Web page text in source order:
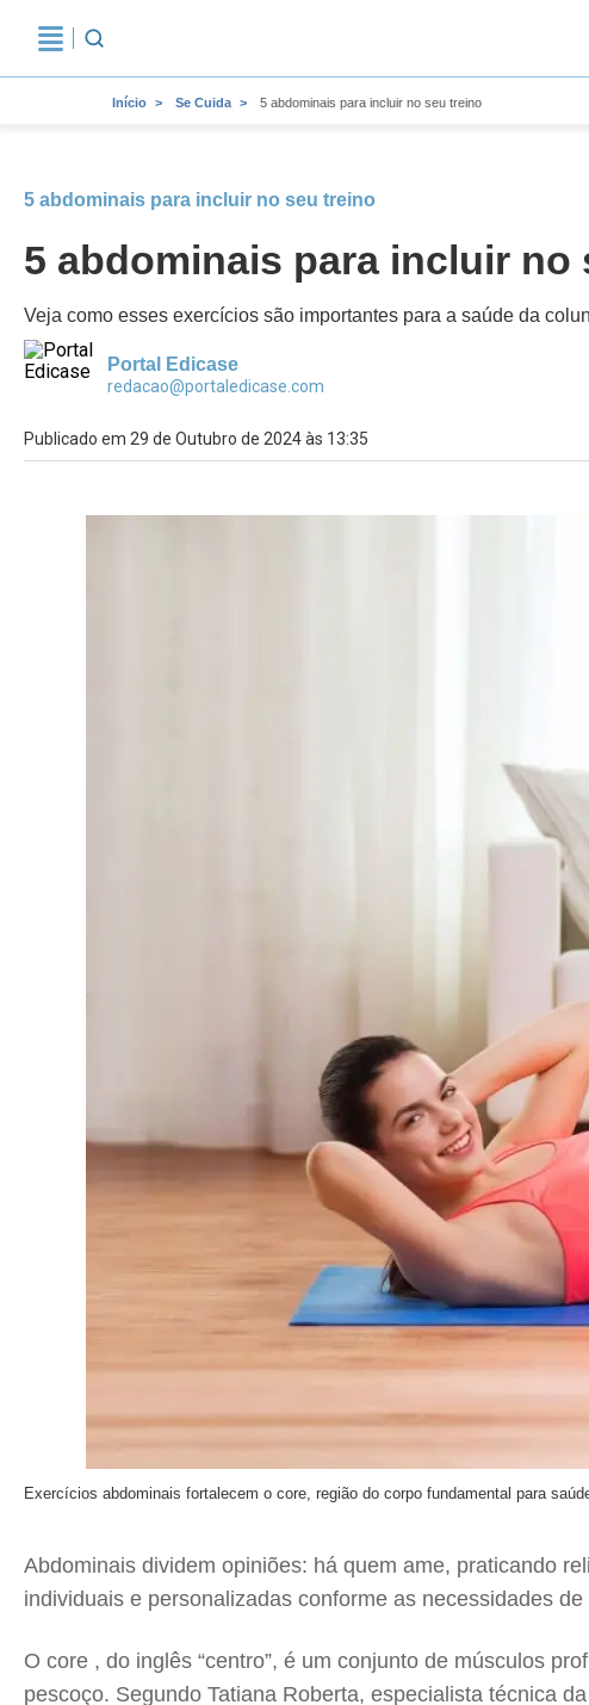
Início Se Cuida 5 abdominais para incluir no seu treino
5 abdominais para incluir no seu treino
5 abdominais para incluir no
Veja como esses exercícios são importantes para a saúde da
Portal Edicase
redacao@portaledicase.com
Publicado em 29 de Outubro de 2024 às 13:35
Exercícios abdominais fortalecem o core, região do corpo fundamental para
Abdominais dividem opiniões: há quem ame, praticando
individuais e personalizadas conforme as necessidades
O core , do inglês “centro”, é um conjunto de músculos
pescoço. Segundo Tatiana Roberta, especialista técnica